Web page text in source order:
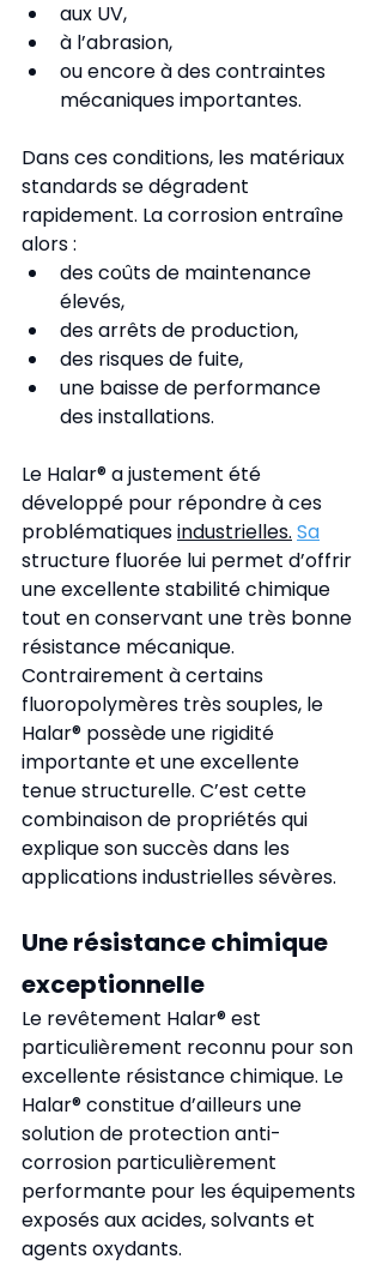
aux UV,
à l’abrasion,
ou encore à des contraintes
mécaniques importantes.
Dans ces conditions, les matériaux
standards se dégradent
rapidement. La corrosion entraîne
alors :
des coûts de maintenance
élevés,
des arrêts de production,
des risques de fuite,
une baisse de performance
des installations.
Le Halar® a justement été
développé pour répondre à ces
problématiques industrielles. Sa
structure fluorée lui permet d’offrir
une excellente stabilité chimique
tout en conservant une très bonne
résistance mécanique.
Contrairement à certains
fluoropolymères très souples, le
Halar® possède une rigidité
importante et une excellente
tenue structurelle. C’est cette
combinaison de propriétés qui
explique son succès dans les
applications industrielles sévères.
Une résistance chimique
exceptionnelle
Le revêtement Halar® est
particulièrement reconnu pour son
excellente résistance chimique. Le
Halar® constitue d’ailleurs une
solution de protection anti-
corrosion particulièrement
performante pour les équipements
exposés aux acides, solvants et
agents oxydants.